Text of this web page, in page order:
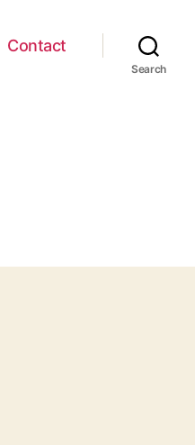
Contact
Search